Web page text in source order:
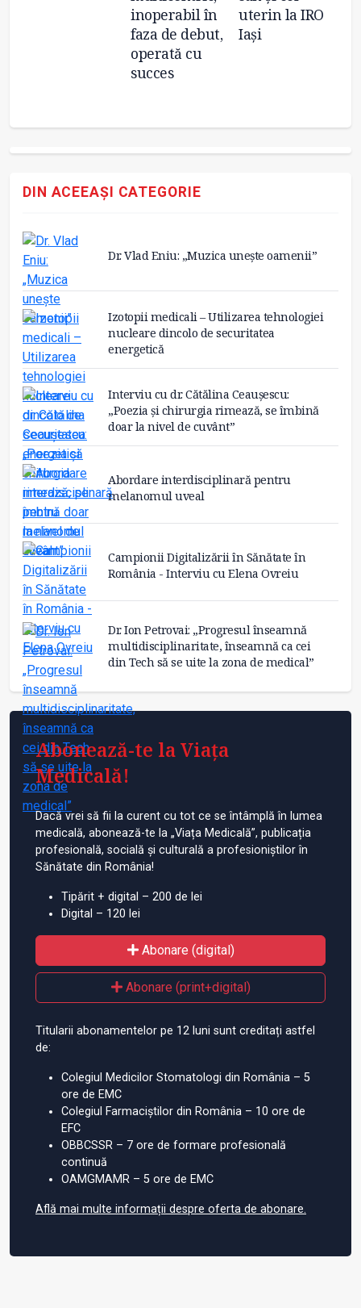
inoperabil în
faza de debut,
operată cu
succes
uterin la IRO
Iași
DIN ACEEAȘI CATEGORIE
Dr. Vlad Eniu: „Muzica unește oamenii”
Izotopii medicali – Utilizarea tehnologiei
nucleare dincolo de securitatea
energetică
Interviu cu dr. Cătălina Ceaușescu:
„Poezia și chirurgia rimează, se îmbină
doar la nivel de cuvânt”
Abordare interdisciplinară pentru
melanomul uveal
Campionii Digitalizării în Sănătate în
România - Interviu cu Elena Ovreiu
Dr. Ion Petrovai: „Progresul înseamnă
multidisciplinaritate, înseamnă ca cei
din Tech să se uite la zona de medical”
Abonează-te la Viața
Medicală!
Dacă vrei să fii la curent cu tot ce se întâmplă în lumea
medicală, abonează-te la „Viața Medicală”, publicația
profesională, socială și culturală a profesioniștilor în
Sănătate din România!
Tipărit + digital – 200 de lei
Digital – 120 lei
Abonare (digital)
Abonare (print+digital)
Titularii abonamentelor pe 12 luni sunt creditați astfel
de:
Colegiul Medicilor Stomatologi din România – 5
ore de EMC
Colegiul Farmaciștilor din România – 10 ore de
EFC
OBBCSSR – 7 ore de formare profesională
continuă
OAMGMAMR – 5 ore de EMC
Află mai multe informații despre oferta de abonare.